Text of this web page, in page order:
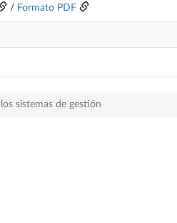
/ Formato PDF
sistemas de gestión